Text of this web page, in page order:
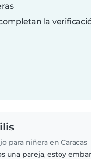
la
para niñera en Caracas
una pareja, estoy